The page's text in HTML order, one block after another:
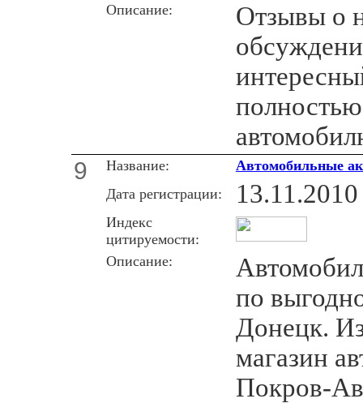
Описание:
Отзывы о
9 Название:
Автомобильные
Дата регистрации:
13.11.2010
Индекс
цитируемости:
Описание:
по
Донецк.
магазин
Покров-